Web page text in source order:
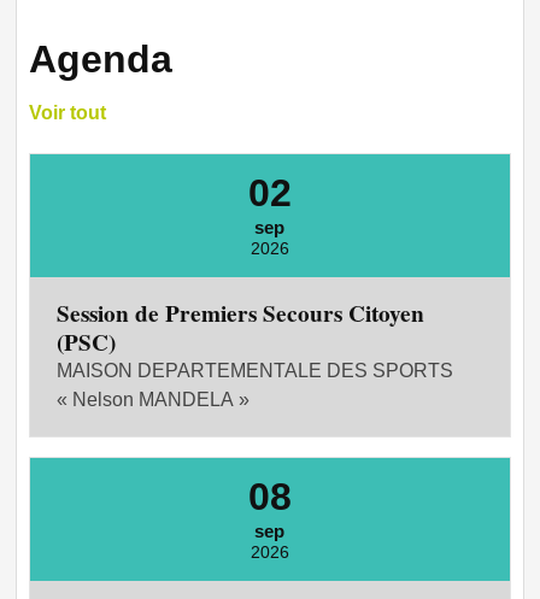
Agenda
Voir tout
02
sep
2026
Session de Premiers Secours Citoyen
(PSC)
MAISON DEPARTEMENTALE DES SPORTS
« Nelson MANDELA »
08
sep
2026